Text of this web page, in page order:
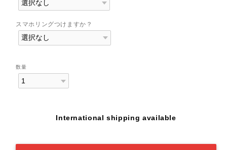
スマホリングつけますか？
数量
International shipping available